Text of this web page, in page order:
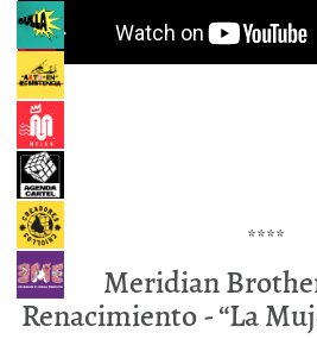
****
Meridian
Renacimiento - “La